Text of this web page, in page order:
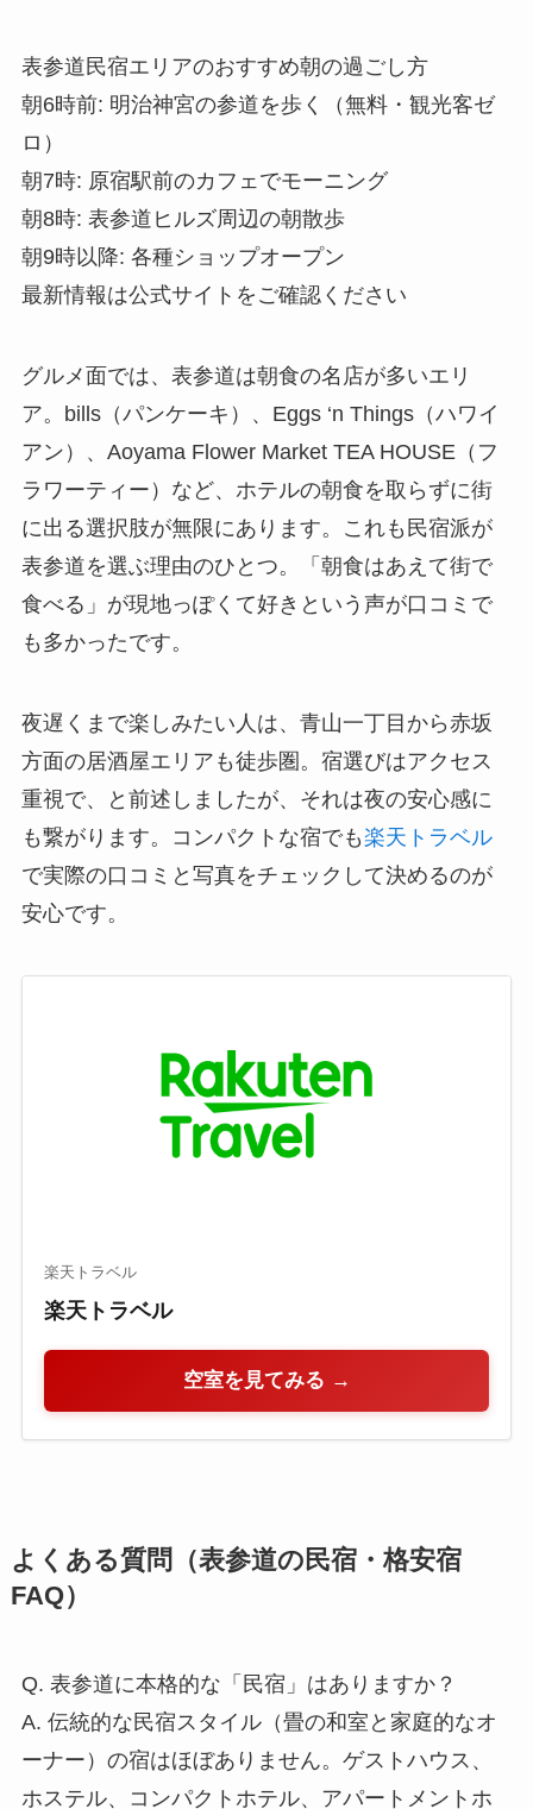
表参道民宿エリアのおすすめ朝の過ごし方
朝6時前: 明治神宮の参道を歩く（無料・観光客ゼ
ロ）
朝7時: 原宿駅前のカフェでモーニング
朝8時: 表参道ヒルズ周辺の朝散歩
朝9時以降: 各種ショップオープン
最新情報は公式サイトをご確認ください
グルメ面では、表参道は朝食の名店が多いエリ
ア。bills（パンケーキ）、Eggs ‘n Things（ハワイ
アン）、Aoyama Flower Market TEA HOUSE（フ
ラワーティー）など、ホテルの朝食を取らずに街
に出る選択肢が無限にあります。これも民宿派が
表参道を選ぶ理由のひとつ。「朝食はあえて街で
食べる」が現地っぽくて好きという声が口コミで
も多かったです。
夜遅くまで楽しみたい人は、青山一丁目から赤坂
方面の居酒屋エリアも徒歩圏。宿選びはアクセス
重視で、と前述しましたが、それは夜の安心感に
も繋がります。コンパクトな宿でも楽天トラベル
で実際の口コミと写真をチェックして決めるのが
安心です。
楽天トラベル
楽天トラベル
空室を見てみる →
よくある質問（表参道の民宿・格安宿
FAQ）
Q. 表参道に本格的な「民宿」はありますか？
A. 伝統的な民宿スタイル（畳の和室と家庭的なオ
ーナー）の宿はほぼありません。ゲストハウス、
ホステル、コンパクトホテル、アパートメントホ